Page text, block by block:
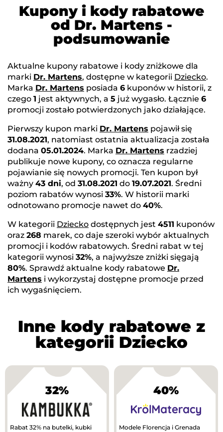
Kupony i kody rabatowe
od Dr. Martens -
podsumowanie
Aktualne kupony rabatowe i kody zniżkowe dla
marki Dr. Martens, dostępne w kategorii Dziecko.
Marka Dr. Martens posiada 6 kuponów w historii, z
czego 1 jest aktywnych, a 5 już wygasło. Łącznie 6
promocji zostało potwierdzonych jako działające.
Pierwszy kupon marki Dr. Martens pojawił się
31.08.2021, natomiast ostatnia aktualizacja została
dodana 05.01.2024. Marka Dr. Martens rzadziej
publikuje nowe kupony, co oznacza regularne
pojawianie się nowych promocji. Ten kupon był
ważny 43 dni, od 31.08.2021 do 19.07.2021. Średni
poziom rabatów wynosi 33%. W historii marki
odnotowano promocje nawet do 40%.
W kategorii Dziecko dostępnych jest 4511 kuponów
oraz 268 marek, co daje szeroki wybór aktualnych
promocji i kodów rabatowych. Średni rabat w tej
kategorii wynosi 32%, a najwyższe zniżki sięgają
80%. Sprawdź aktualne kody rabatowe Dr.
Martens i wykorzystaj dostępne promocje przed
ich wygaśnięciem.
Inne kody rabatowe z
kategorii Dziecko
32%
Rabat 32% na butelki, kubki
40%
Modele Florencja i Grenada